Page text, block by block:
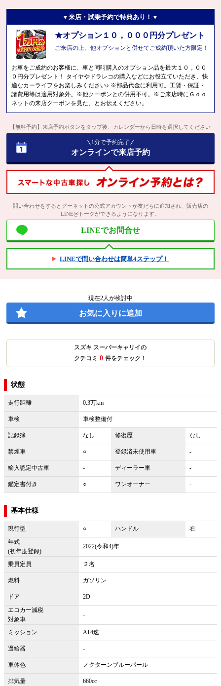
▼来店・試乗予約で特典あり！▼
★オプション１０，０００円分プレゼント
ご来店の上、他オプションと併せてご成約頂いた方限定！
お車をご成約のお客様に、車と同時購入のオプション品を最大１０，００
０円分プレゼント！ タイヤやドラレコの購入などにお役立ていただき、快
適なカーライフをお楽しみください♪ ※部品代金に利用可。工賃・保証・
諸費用等は適用対象外。※他クーポンとの併用不可。※ご来店時にＧｏｏ
ネットの来店クーポンを見た、とお伝えください。
【無料予約】来店予約ボタンをタップ後、カレンダーから日時を選択してください
1分で予約完了
オンラインで来店予約
問い合わせをするとグーネットの公式アカウントが友だちに追加され、販売店の
LINE@トークができるようになります。
LINEでお問合せ
LINEで問い合わせは簡単4ステップ！
現在2人が検討中
お気に入りに追加
スズキ スーパーキャリイの
クチコミ 0 件をチェック！
状態
走行距離 0.3万km
車検 車検整備付
記録簿 なし 修復歴 なし
禁煙車 ○ 登録済未使用車 -
輸入認定中古車 - ディーラー車 -
鑑定書付き ○ ワンオーナー -
基本仕様
現行型 ○ ハンドル
右
年式
(初年度登録)
2022(令和4)年
乗員定員 ２名
燃料 ガソリン
ドア
2D
エコカー減税
対象車
-
ミッション AT4速
過給器 -
車体色 ノクターンブルーパール
排気量 660cc